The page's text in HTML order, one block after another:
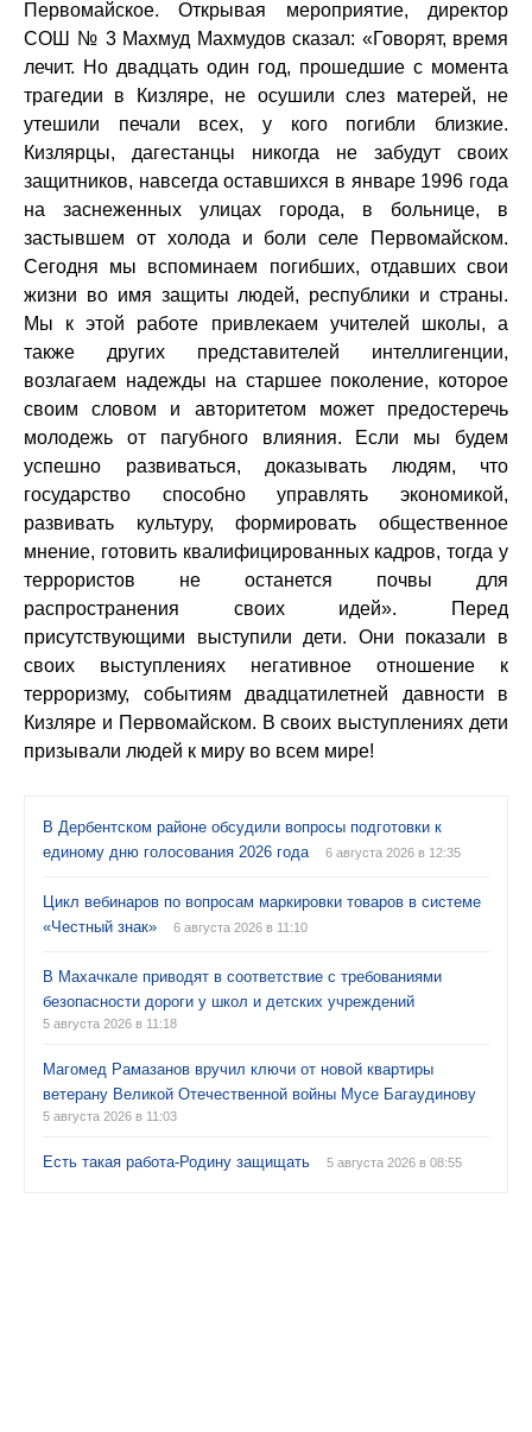
Первомайское. Открывая мероприятие, директор
СОШ № 3 Махмуд Махмудов сказал: «Говорят, время
лечит. Но двадцать один год, прошедшие с момента
трагедии в Кизляре, не осушили слез матерей, не
утешили печали всех, у кого погибли близкие.
Кизлярцы, дагестанцы никогда не забудут своих
защитников, навсегда оставшихся в январе 1996 года
на заснеженных улицах города, в больнице, в
застывшем от холода и боли селе Первомайском.
Сегодня мы вспоминаем погибших, отдавших свои
жизни во имя защиты людей, республики и страны.
Мы к этой работе привлекаем учителей школы, а
также других представителей интеллигенции,
возлагаем надежды на старшее поколение, которое
своим словом и авторитетом может предостеречь
молодежь от пагубного влияния. Если мы будем
успешно развиваться, доказывать людям, что
государство способно управлять экономикой,
развивать культуру, формировать общественное
мнение, готовить квалифицированных кадров, тогда у
террористов не останется почвы для
распространения своих идей». Перед
присутствующими выступили дети. Они показали в
своих выступлениях негативное отношение к
терроризму, событиям двадцатилетней давности в
Кизляре и Первомайском. В своих выступлениях дети
призывали людей к миру во всем мире!
В Дербентском районе обсудили вопросы подготовки к
единому дню голосования 2026 года
6 августа 2026 в 12:35
Цикл вебинаров по вопросам маркировки товаров в системе
«Честный знак»
6 августа 2026 в 11:10
В Махачкале приводят в соответствие с требованиями
безопасности дороги у школ и детских учреждений
5 августа 2026 в 11:18
Магомед Рамазанов вручил ключи от новой квартиры
ветерану Великой Отечественной войны Мусе Багаудинову
5 августа 2026 в 11:03
Есть такая работа-Родину защищать 5 августа 2026 в 08:55